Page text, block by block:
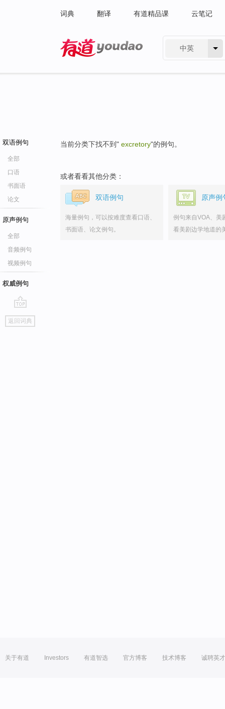
词典 翻译 有道精品课 云笔记
中英
双语例句
全部
口语
书面语
论文
原声例句
全部
音频例句
视频例句
权威例句
go
top
返回词典
当前分类下找不到" excretory"的例句。
或者看看其他分类：
双语例句
海量例句，可以按难度查看口语、
书面语、论文例句。
原声例
例句来自VOA、美
看美剧边学地道的
关于有道 Investors 有道智选 官方博客 技术博客 诚聘英才